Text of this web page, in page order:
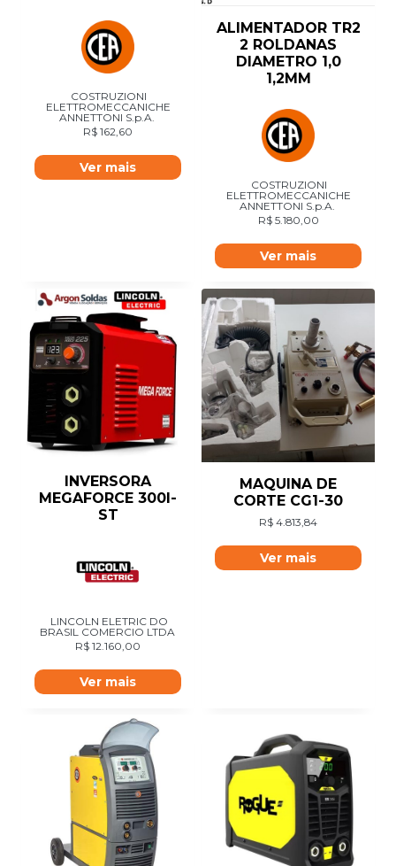
COSTRUZIONI
ELETTROMECCANICHE
ANNETTONI S.p.A.
R$ 162,60
Ver mais
ALIMENTADOR TR2
2 ROLDANAS
DIAMETRO 1,0
1,2MM
COSTRUZIONI
ELETTROMECCANICHE
ANNETTONI S.p.A.
R$5.180,00
Ver mais
INVERSORA
MEGAFORCE 300I-
ST
LINCOLN ELETRIC DO
BRASIL COMERCIO LTDA
R$ 12.160,00
Ver mais
MAQUINA DE
CORTE CG1-30
R$ 4.813,84
Ver mais